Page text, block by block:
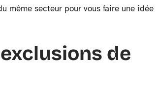
même secteur pour vous faire une idée
de